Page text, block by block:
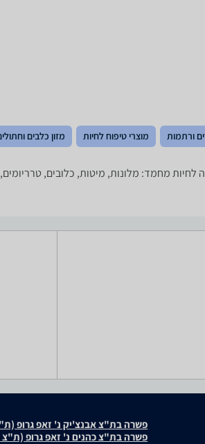
ורתמות מוצרי טיפוח לחיות מזון כלבים
פשרה בת"צ אבנצ'יק נ' זאפ גרופ (ת"צ 23008-08-
פשרה בת"צ כהנים נ' זאפ גרופ (ת"צ 60371-12-19)